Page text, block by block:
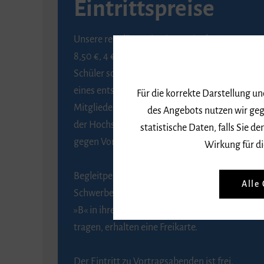
Eintrittspreise
Unsere regulären Eintrittspreise betragen
8,50 €, 4 € ermäßigt für Schülerinnen und
Schüler sowie Studierende gegen Vorlage
eines entsprechenden Nachweises, 6 € für
Mitglieder der Gesellschaft zur Förderung
der Hochschule für Musik Freiburg e. V.
gegen Vorlage des Mitgliedsausweises.
Begleitpersonen von Menschen mit
Schwerbehinderung, die das Merkzeichen
»B« in ihrem Schwerbehindertenausweis
tragen, erhalten eine Freikarte.
Der Eintritt zu Vortragsabenden ist frei.
Für die korrekte Darstellung
des Angebots nutzen wir
statistische Daten, falls Sie
Wirkung für
Alle